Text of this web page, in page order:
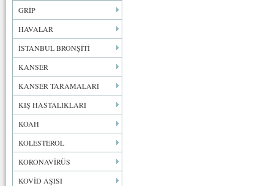
GRİP
HAVALAR
İSTANBUL BRONŞİTİ
KANSER
KANSER TARAMALARI
KIŞ HASTALIKLARI
KOAH
KOLESTEROL
KORONAVİRÜS
KOVİD AŞISI